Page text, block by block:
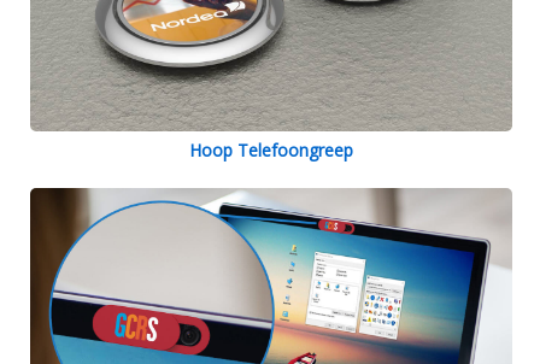
Hoop Telefoongreep